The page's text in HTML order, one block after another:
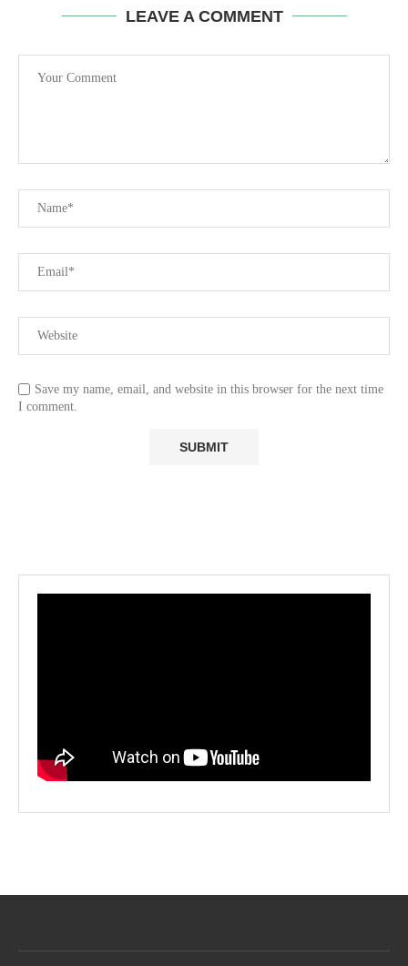
LEAVE A COMMENT
Save my name, email, and website in this browser for the next time
I comment.